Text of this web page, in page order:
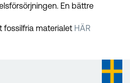
En bättre
fossilfria materialet HÄR